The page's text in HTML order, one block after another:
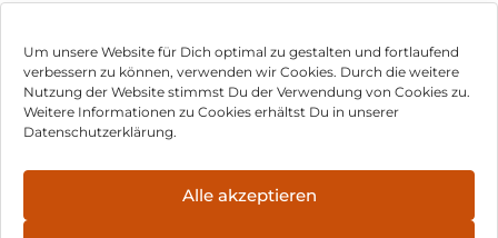
Um unsere Website für Dich optimal zu gestalten und fortlaufend
verbessern zu können, verwenden wir Cookies. Durch die weitere
Nutzung der Website stimmst Du der Verwendung von Cookies zu.
Weitere Informationen zu Cookies erhältst Du in unserer
Datenschutzerklärung.
Alle akzeptieren
Impressum